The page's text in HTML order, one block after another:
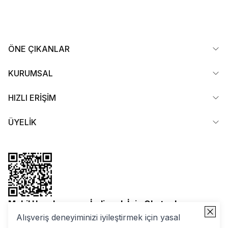
Alışveriş deneyiminizi iyileştirmek için yasal
ÖNE ÇIKANLAR
KURUMSAL
HIZLI ERİŞİM
ÜYELİK
Mobil Uygulamamızı İndirmek İçin Okutun!